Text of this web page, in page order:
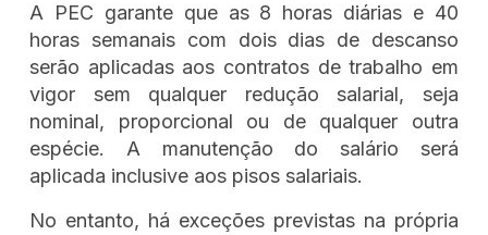
A PEC garante que as 8 horas diárias e 40
horas semanais com dois dias de descanso
serão aplicadas aos contratos de trabalho em
vigor sem qualquer redução salarial, seja
nominal, proporcional ou de qualquer outra
espécie. A manutenção do salário será
aplicada inclusive aos pisos salariais.
No entanto, há exceções previstas na própria